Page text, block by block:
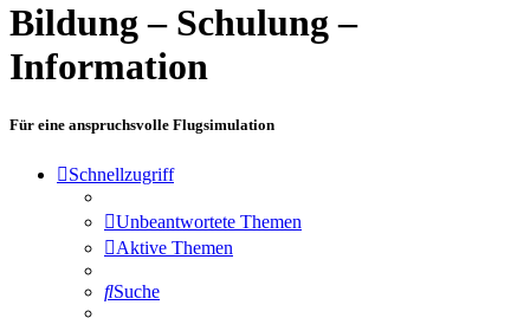
Bildung – Schulung –
Information
Für eine anspruchsvolle Flugsimulation
Schnellzugriff
Unbeantwortete Themen
Aktive Themen
Suche